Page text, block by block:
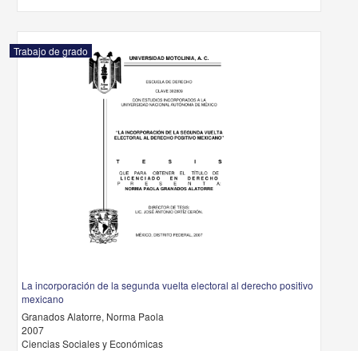
Trabajo de grado
La incorporación de la segunda vuelta electoral al derecho positivo
mexicano
Granados Alatorre, Norma Paola
2007
Ciencias Sociales y Económicas